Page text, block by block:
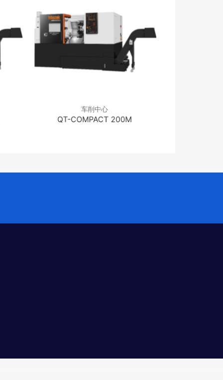
车削中心
QT-COMPACT 200M